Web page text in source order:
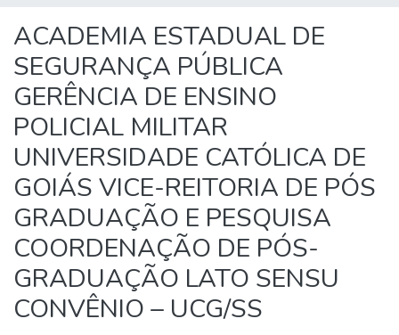
ACADEMIA ESTADUAL DE
SEGURANÇA PÚBLICA
GERÊNCIA DE ENSINO
POLICIAL MILITAR
UNIVERSIDADE CATÓLICA DE
GOIÁS VICE-REITORIA DE PÓS
GRADUAÇÃO E PESQUISA
COORDENAÇÃO DE PÓS-
GRADUAÇÃO LATO SENSU
CONVÊNIO – UCG/SS